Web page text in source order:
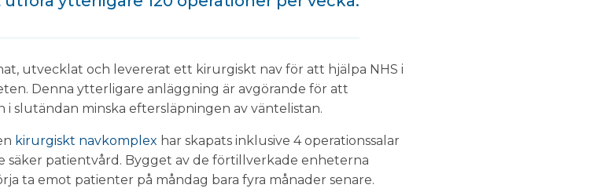
utvecklat och levererat ett kirurgiskt nav för att hjälpa NHS i
Denna ytterligare anläggning är avgörande för att
slutändan minska eftersläpningen av väntelistan.
kirurgiskt navkomplex har skapats inklusive 4 operationssalar
patientvård. Bygget av de förtillverkade enheterna
ta emot patienter på måndag bara fyra månader senare.